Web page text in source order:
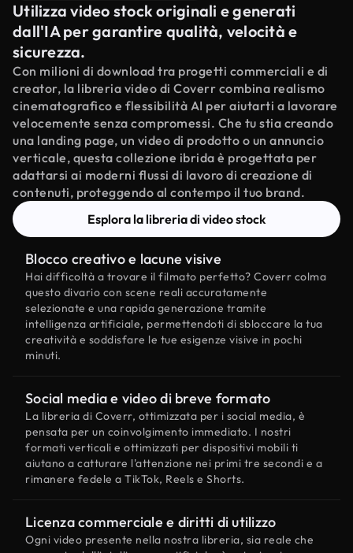
Utilizza video stock originali e generati
dall'IA per garantire qualità, velocità e
sicurezza.
Con milioni di download tra progetti commerciali e di
creator, la libreria video di Coverr combina realismo
cinematografico e flessibilità AI per aiutarti a lavorare
velocemente senza compromessi. Che tu stia creando
una landing page, un video di prodotto o un annuncio
verticale, questa collezione ibrida è progettata per
adattarsi ai moderni flussi di lavoro di creazione di
contenuti, proteggendo al contempo il tuo brand.
Esplora la libreria di video stock
Blocco creativo e lacune visive
Hai difficoltà a trovare il filmato perfetto? Coverr colma
questo divario con scene reali accuratamente
selezionate e una rapida generazione tramite
intelligenza artificiale, permettendoti di sbloccare la tua
creatività e soddisfare le tue esigenze visive in pochi
minuti.
Social media e video di breve formato
La libreria di Coverr, ottimizzata per i social media, è
pensata per un coinvolgimento immediato. I nostri
formati verticali e ottimizzati per dispositivi mobili ti
aiutano a catturare l'attenzione nei primi tre secondi e a
rimanere fedele a TikTok, Reels e Shorts.
Licenza commerciale e diritti di utilizzo
Ogni video presente nella nostra libreria, sia reale che